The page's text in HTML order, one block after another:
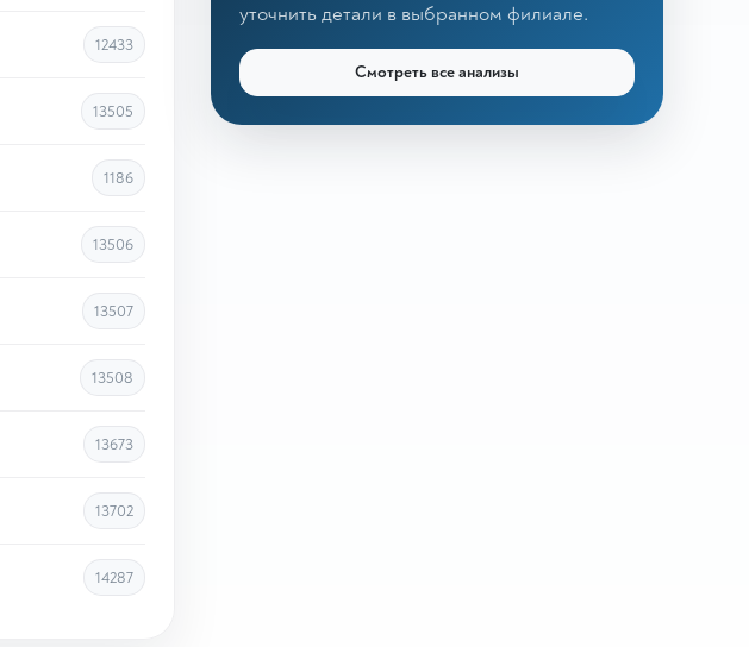
12433
13505
1186
13506
13507
13508
13673
13702
14287
уточнить детали в выбранном филиале.
Смотреть все анализы